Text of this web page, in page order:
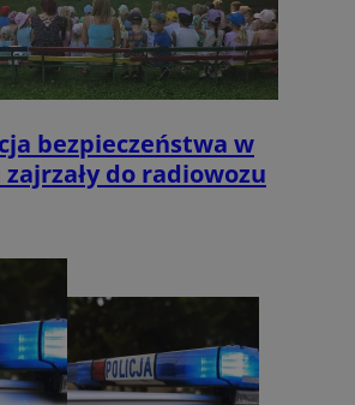
bezpieczeństwa w
do radiowozu